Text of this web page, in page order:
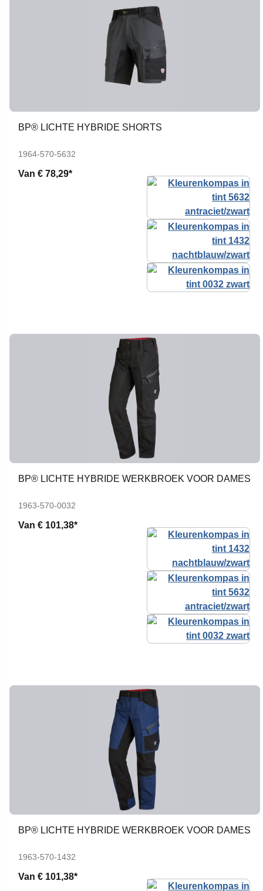
BP® LICHTE HYBRIDE SHORTS
1964-570-5632
Van € 78,29*
BP® LICHTE HYBRIDE WERKBROEK VOOR DAMES
1963-570-0032
Van € 101,38*
BP® LICHTE HYBRIDE WERKBROEK VOOR DAMES
1963-570-1432
Van € 101,38*